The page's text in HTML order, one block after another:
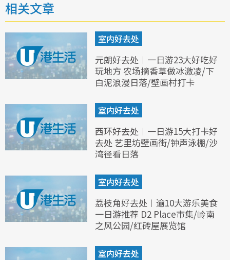
相关文章
室内好去处
元朗好去处︱一日游23大好吃好
玩地方 农场摘香草做冰激凌/下
白泥浪漫日落/壁画村打卡
室内好去处
西环好去处︱一日游15大打卡好
去处 艺里坊壁画街/钟声泳棚/沙
湾径看日落
室内好去处
荔枝角好去处︱逾10大游乐美食
一日游推荐 D2 Place市集/岭南
之风公园/红砖屋展览馆
室内好去处